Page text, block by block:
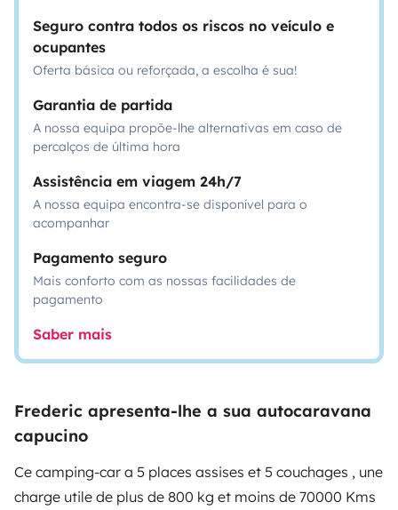
Seguro contra todos os riscos no veículo e
ocupantes
Oferta básica ou reforçada, a escolha é sua!
Garantia de partida
A nossa equipa propõe-lhe alternativas em caso de
percalços de última hora
Assistência em viagem 24h/7
A nossa equipa encontra-se disponível para o
acompanhar
Pagamento seguro
Mais conforto com as nossas facilidades de
pagamento
Saber mais
Frederic apresenta-lhe a sua autocaravana
capucino
Ce camping-car a 5 places assises et 5 couchages , une
charge utile de plus de 800 kg et moins de 70000 Kms